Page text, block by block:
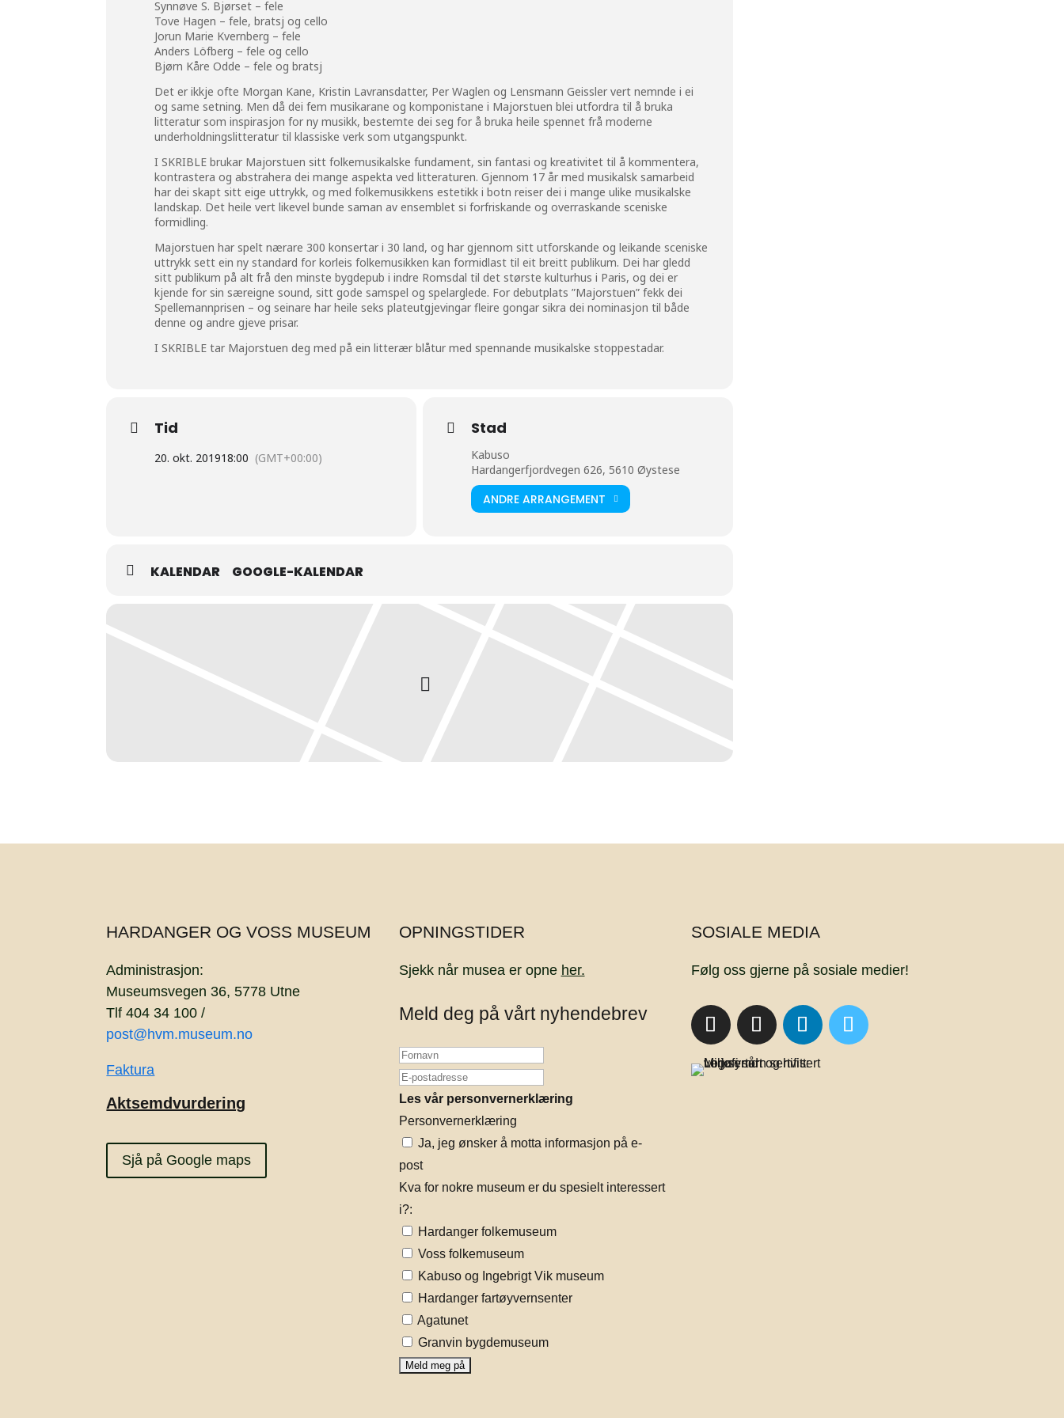
Synnøve S. Bjørset – fele
Tove Hagen – fele, bratsj og cello
Jorun Marie Kvernberg – fele
Anders Löfberg – fele og cello
Bjørn Kåre Odde – fele og bratsj
Det er ikkje ofte Morgan Kane, Kristin Lavransdatter, Per Waglen og Lensmann Geissler vert nemnde i ei
og same setning. Men då dei fem musikarane og komponistane i Majorstuen blei utfordra til å bruka
litteratur som inspirasjon for ny musikk, bestemte dei seg for å bruka heile spennet frå moderne
underholdningslitteratur til klassiske verk som utgangspunkt.
I SKRIBLE brukar Majorstuen sitt folkemusikalske fundament, sin fantasi og kreativitet til å kommentera,
kontrastera og abstrahera dei mange aspekta ved litteraturen. Gjennom 17 år med musikalsk samarbeid
har dei skapt sitt eige uttrykk, og med folkemusikkens estetikk i botn reiser dei i mange ulike musikalske
landskap. Det heile vert likevel bunde saman av ensemblet si forfriskande og overraskande sceniske
formidling.
Majorstuen har spelt nærare 300 konsertar i 30 land, og har gjennom sitt utforskande og leikande sceniske
uttrykk sett ein ny standard for korleis folkemusikken kan formidlast til eit breitt publikum. Dei har gledd
sitt publikum på alt frå den minste bygdepub i indre Romsdal til det største kulturhus i Paris, og dei er
kjende for sin særeigne sound, sitt gode samspel og spelarglede. For debutplats ”Majorstuen” fekk dei
Spellemannprisen – og seinare har heile seks plateutgjevingar fleire gongar sikra dei nominasjon til både
denne og andre gjeve prisar.
I SKRIBLE tar Majorstuen deg med på ein litterær blåtur med spennande musikalske stoppestadar.
Tid
20. okt. 201918:00 (GMT+00:00)
Stad
Kabuso
Hardangerfjordvegen 626, 5610 Øystese
ANDRE ARRANGEMENT
KALENDAR GOOGLE-KALENDAR
HARDANGER OG VOSS MUSEUM
Administrasjon:
Museumsvegen 36, 5778 Utne
Tlf 404 34 100 /
post@hvm.museum.no
Faktura
Aktsemdvurdering
Sjå på Google maps
OPNINGSTIDER
Sjekk når musea er opne her.
Meld deg på vårt nyhendebrev
Les vår personvernerklæring
Personvernerklæring
Ja, jeg ønsker å motta informasjon på e-
post
Kva for nokre museum er du spesielt interessert
i?:
Hardanger folkemuseum
Voss folkemuseum
Kabuso og Ingebrigt Vik museum
Hardanger fartøyvernsenter
Agatunet
Granvin bygdemuseum
SOSIALE MEDIA
Følg oss gjerne på sosiale medier!